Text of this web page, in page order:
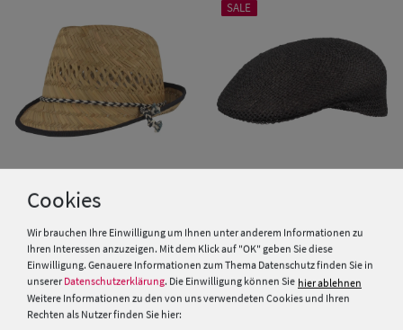
blau-weisser Kordel von Hut-
Breiter
19,99 €
SALE
Hut-Breiter
25,00 €
19,99 €
Cookies
Wir brauchen Ihre Einwilligung um Ihnen unter anderem Informationen zu
Ihren Interessen anzuzeigen. Mit dem Klick auf "OK" geben Sie diese
Einwilligung. Genauere Informationen zum Thema Datenschutz finden Sie in
unserer Datenschutzerklärung. Die Einwilligung können Sie hier ablehnen
Weitere Informationen zu den von uns verwendeten Cookies und Ihren
Rechten als Nutzer finden Sie hier: